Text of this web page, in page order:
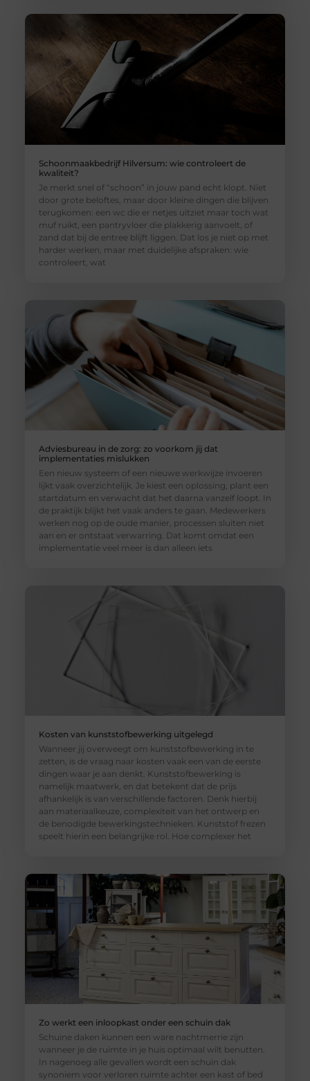
Schoonmaakbedrijf Hilversum: wie controleert de
kwaliteit?
Je merkt snel of “schoon” in jouw pand echt klopt. Niet
door grote beloftes, maar door kleine dingen die blijven
terugkomen: een wc die er netjes uitziet maar toch wat
muf ruikt, een pantryvloer die plakkerig aanvoelt, of
zand dat bij de entree blijft liggen. Dat los je niet op met
harder werken, maar met duidelijke afspraken: wie
controleert, wat
Adviesbureau in de zorg: zo voorkom jij dat
implementaties mislukken
Een nieuw systeem of een nieuwe werkwijze invoeren
lijkt vaak overzichtelijk. Je kiest een oplossing, plant een
startdatum en verwacht dat het daarna vanzelf loopt. In
de praktijk blijkt het vaak anders te gaan. Medewerkers
werken nog op de oude manier, processen sluiten niet
aan en er ontstaat verwarring. Dat komt omdat een
implementatie veel meer is dan alleen iets
Kosten van kunststofbewerking uitgelegd
Wanneer jij overweegt om kunststofbewerking in te
zetten, is de vraag naar kosten vaak een van de eerste
dingen waar je aan denkt. Kunststofbewerking is
namelijk maatwerk, en dat betekent dat de prijs
afhankelijk is van verschillende factoren. Denk hierbij
aan materiaalkeuze, complexiteit van het ontwerp en
de benodigde bewerkingstechnieken. Kunststof frezen
speelt hierin een belangrijke rol. Hoe complexer het
Zo werkt een inloopkast onder een schuin dak
Schuine daken kunnen een ware nachtmerrie zijn
wanneer je de ruimte in je huis optimaal wilt benutten.
In nagenoeg alle gevallen wordt een schuin dak
synoniem voor verloren ruimte achter een kast of bed